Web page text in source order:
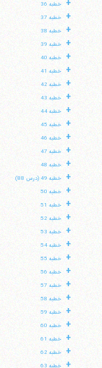
+ خطبه 36
+ خطبه 37
+ خطبه 38
+ خطبه 39
+ خطبه 40
+ خطبه 41
+ خطبه 42
+ خطبه 43
+ خطبه 44
+ خطبه 45
+ خطبه 46
+ خطبه 47
+ خطبه 48
+ خطبه 49 (درس 88)
+ خطبه 50
+ خطبه 51
+ خطبه 52
+ خطبه 53
+ خطبه 54
+ خطبه 55
+ خطبه 56
+ خطبه 57
+ خطبه 58
+ خطبه 59
+ خطبه 60
+ خطبه 61
+ خطبه 62
+ خطبه 63